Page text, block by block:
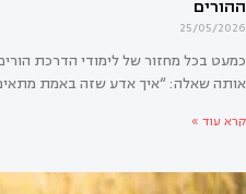
25/05/2026
כמעט בכל מחזור של לימודי הדרכת
אותה שאלה: “איך אדע שזה באמת
קרא עוד »